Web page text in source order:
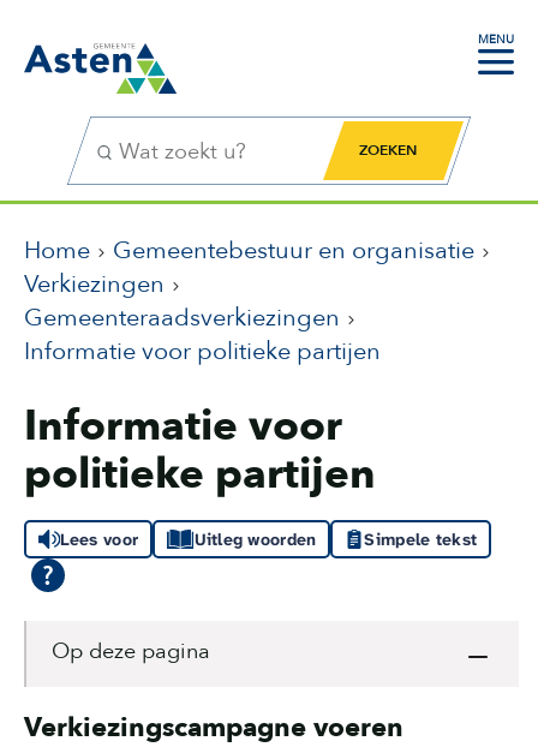
MENU
Zoekfunctie Zoekknop
Home
Gemeentebestuur en organisatie
Verkiezingen
Gemeenteraadsverkiezingen
Informatie voor politieke partijen
Informatie voor
politieke partijen
Lees voor Uitleg woorden Simpele tekst
Verkiezingscampagne voeren
Op deze pagina